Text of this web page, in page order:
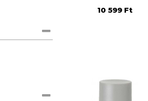
10 599 Ft